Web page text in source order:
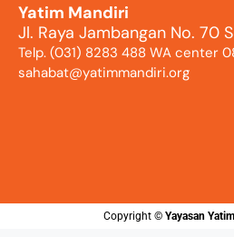
Yatim Mandiri
Jl. Raya Jambangan No. 70
Telp. (031) 8283 488 WA center
sahabat@yatimmandiri.org
Copyright ©️ Yayasan